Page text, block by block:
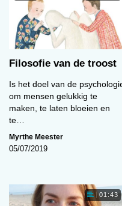
Filosofie van de troost
Is het doel van de
om mensen gelukkig te
maken, te laten bloeien en
te…
Myrthe Meester
05/07/2019
01:43